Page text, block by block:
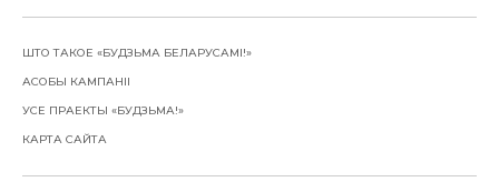
ШТО ТАКОЕ «БУДЗЬМА БЕЛАРУСАМІ!»
АСОБЫ КАМПАНІІ
УСЕ ПРАЕКТЫ «БУДЗЬМА!»
КАРТА САЙТА